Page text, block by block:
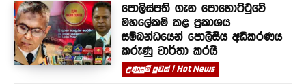
පොලිස්පති ගැන පොහොට්ටුවේ
මහලේකම් කළ ප්‍රකාශය
සම්බන්ධයෙන් පොලිසිය අධිකරණය
කරුණු වාර්තා කරයි
උණුසුම් පුවත් | Hot News